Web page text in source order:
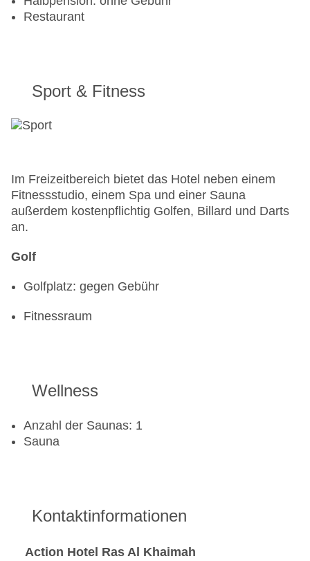
Restaurant
Sport & Fitness
Im Freizeitbereich bietet das Hotel neben einem
Fitnessstudio, einem Spa und einer Sauna
außerdem kostenpflichtig Golfen, Billard und Darts
an.
Golf
Golfplatz: gegen Gebühr
Fitnessraum
Wellness
Anzahl der Saunas: 1
Sauna
Kontaktinformationen
Action Hotel Ras Al Khaimah